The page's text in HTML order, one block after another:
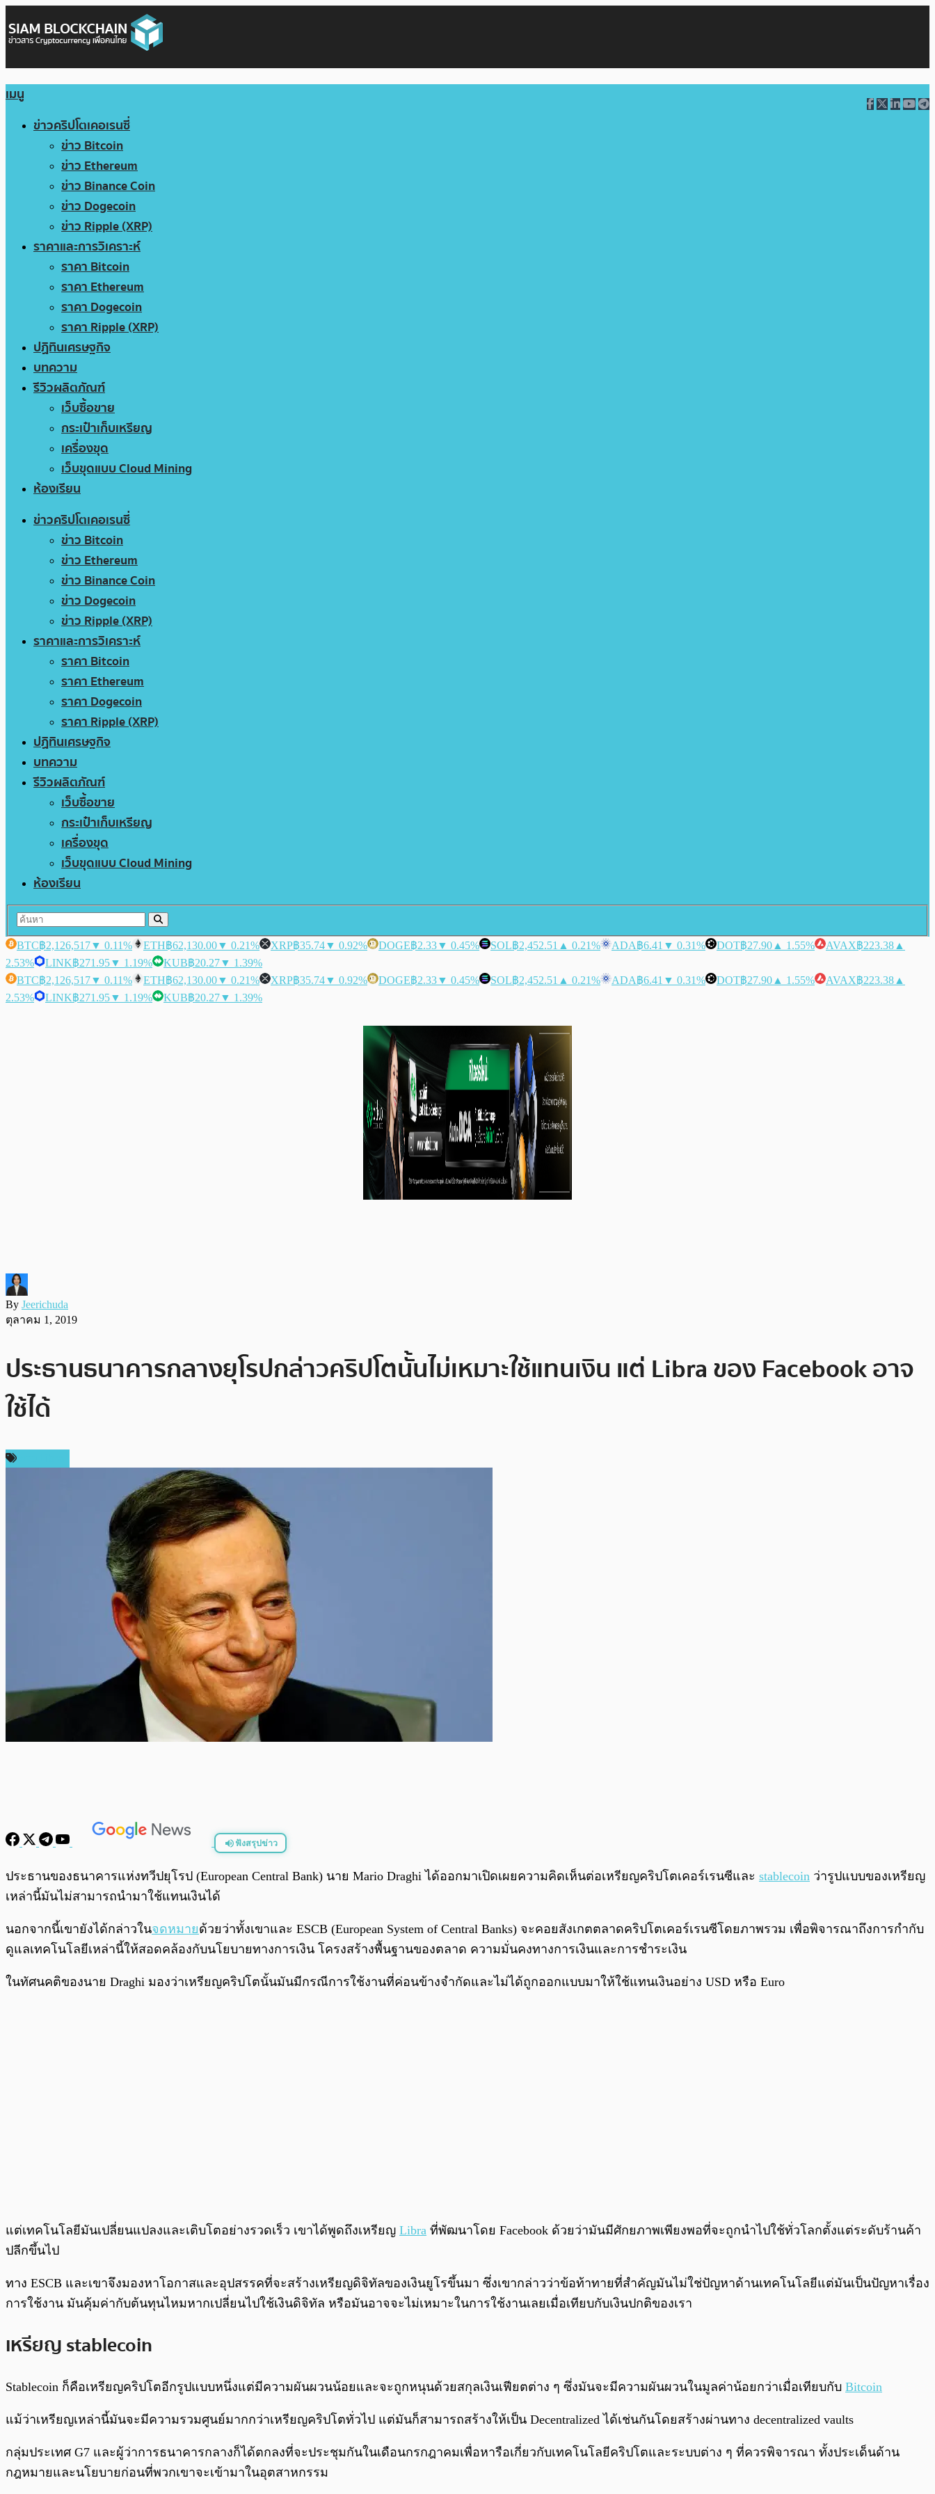
เมนู
ข่าวคริปโตเคอเรนซี่
ข่าว Bitcoin
ข่าว Ethereum
ข่าว Binance Coin
ข่าว Dogecoin
ข่าว Ripple (XRP)
ราคาและการวิเคราะห์
ราคา Bitcoin
ราคา Ethereum
ราคา Dogecoin
ราคา Ripple (XRP)
ปฏิทินเศรษฐกิจ
บทความ
รีวิวผลิตภัณฑ์
เว็บซื้อขาย
กระเป๋าเก็บเหรียญ
เครื่องขุด
เว็บขุดแบบ Cloud Mining
ห้องเรียน
ข่าวคริปโตเคอเรนซี่
ข่าว Bitcoin
ข่าว Ethereum
ข่าว Binance Coin
ข่าว Dogecoin
ข่าว Ripple (XRP)
ราคาและการวิเคราะห์
ราคา Bitcoin
ราคา Ethereum
ราคา Dogecoin
ราคา Ripple (XRP)
ปฏิทินเศรษฐกิจ
บทความ
รีวิวผลิตภัณฑ์
เว็บซื้อขาย
กระเป๋าเก็บเหรียญ
เครื่องขุด
เว็บขุดแบบ Cloud Mining
ห้องเรียน
BTC฿2,126,517▼ 0.11% ETH฿62,130.00▼ 0.21% XRP฿35.74▼ 0.92% DOGE฿2.33▼ 0.45% SOL฿2,452.51 ▲ 0.21% ADA฿6.41 ▼ 0.31% DOT฿27.90 ▲ 1.55% AVAX฿223.38 ▲
2.53%
LINK฿271.95▼ 1.19% KUB฿20.27▼ 1.39%
BTC฿2,126,517▼ 0.11% ETH฿62,130.00▼ 0.21% XRP฿35.74▼ 0.92% DOGE฿2.33▼ 0.45% SOL฿2,452.51 ▲ 0.21% ADA฿6.41 ▼ 0.31% DOT฿27.90 ▲ 1.55% AVAX฿223.38 ▲
2.53%
LINK฿271.95▼ 1.19% KUB฿20.27▼ 1.39%
By Jeerichuda
ตุลาคม 1, 2019
ประธานธนาคารกลางยุโรปกล่าวคริปโตนั้นไม่เหมาะใช้แทนเงิน แต่ Libra ของ Facebook อาจ
ใช้ได้
ฟังสรุปข่าว
0:00
ประธานของธนาคารแห่งทวีปยุโรป (European Central Bank) นาย Mario Draghi ได้ออกมาเปิดเผยความคิดเห็นต่อเหรียญคริปโตเคอร์เรนซีและ stablecoin ว่ารูปแบบของเหรียญ
เหล่านี้มันไม่สามารถนำมาใช้แทนเงินได้
นอกจากนี้เขายังได้กล่าวในจดหมายด้วยว่าทั้งเขาและ ESCB (European System of Central Banks) จะคอยสังเกตตลาดคริปโตเคอร์เรนซีโดยภาพรวม เพื่อพิจารณาถึงการกำกับ
ดูแลเทคโนโลยีเหล่านี้ให้สอดคล้องกับนโยบายทางการเงิน โครงสร้างพื้นฐานของตลาด ความมั่นคงทางการเงินและการชำระเงิน
ในทัศนคติของนาย Draghi มองว่าเหรียญคริปโตนั้นมันมีกรณีการใช้งานที่ค่อนข้างจำกัดและไม่ได้ถูกออกแบบมาให้ใช้แทนเงินอย่าง USD หรือ Euro
แต่เทคโนโลยีมันเปลี่ยนแปลงและเติบโตอย่างรวดเร็ว เขาได้พูดถึงเหรียญ Libra ที่พัฒนาโดย Facebook ด้วยว่ามันมีศักยภาพเพียงพอที่จะถูกนำไปใช้ทั่วโลกตั้งแต่ระดับร้านค้า
ปลีกขึ้นไป
ทาง ESCB และเขาจึงมองหาโอกาสและอุปสรรคที่จะสร้างเหรียญดิจิทัลของเงินยูโรขึ้นมา ซึ่งเขากล่าวว่าข้อท้าทายที่สำคัญมันไม่ใช่ปัญหาด้านเทคโนโลยีแต่มันเป็นปัญหาเรื่อง
การใช้งาน มันคุ้มค่ากับต้นทุนไหมหากเปลี่ยนไปใช้เงินดิจิทัล หรือมันอาจจะไม่เหมาะในการใช้งานเลยเมื่อเทียบกับเงินปกติของเรา
เหรียญ stablecoin
Stablecoin ก็คือเหรียญคริปโตอีกรูปแบบหนึ่งแต่มีความผันผวนน้อยและจะถูกหนุนด้วยสกุลเงินเฟียตต่าง ๆ ซึ่งมันจะมีความผันผวนในมูลค่าน้อยกว่าเมื่อเทียบกับ Bitcoin
แม้ว่าเหรียญเหล่านี้มันจะมีความรวมศูนย์มากกว่าเหรียญคริปโตทั่วไป แต่มันก็สามารถสร้างให้เป็น Decentralized ได้เช่นกันโดยสร้างผ่านทาง decentralized vaults
กลุ่มประเทศ G7 และผู้ว่าการธนาคารกลางก็ได้ตกลงที่จะประชุมกันในเดือนกรกฎาคมเพื่อหารือเกี่ยวกับเทคโนโลยีคริปโตและระบบต่าง ๆ ที่ควรพิจารณา ทั้งประเด็นด้าน
กฎหมายและนโยบายก่อนที่พวกเขาจะเข้ามาในอุตสาหกรรม